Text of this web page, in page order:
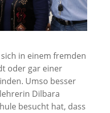
in einem fremden
oder gar einer
Umso besser
Dilbara
besucht hat, dass